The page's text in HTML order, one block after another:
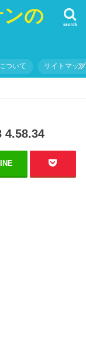
の
search
ついて サイトマップ
4.58.34